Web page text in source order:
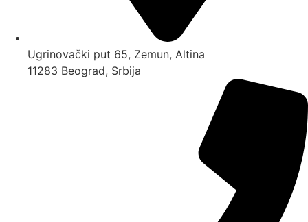
Ugrinovački put 65, Zemun, Altina
11283 Beograd, Srbija